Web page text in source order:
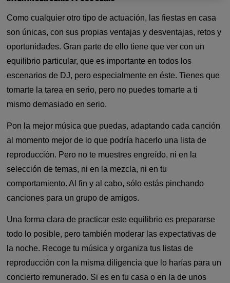
Como cualquier otro tipo de actuación, las fiestas en casa
son únicas, con sus propias ventajas y desventajas, retos y
oportunidades. Gran parte de ello tiene que ver con un
equilibrio particular, que es importante en todos los
escenarios de DJ, pero especialmente en éste. Tienes que
tomarte la tarea en serio, pero no puedes tomarte a ti
mismo demasiado en serio.
Pon la mejor música que puedas, adaptando cada canción
al momento mejor de lo que podría hacerlo una lista de
reproducción. Pero no te muestres engreído, ni en la
selección de temas, ni en la mezcla, ni en tu
comportamiento. Al fin y al cabo, sólo estás pinchando
canciones para un grupo de amigos.
Una forma clara de practicar este equilibrio es prepararse
todo lo posible, pero también moderar las expectativas de
la noche. Recoge tu música y organiza tus listas de
reproducción con la misma diligencia que lo harías para un
concierto remunerado. Si es en tu casa o en la de unos